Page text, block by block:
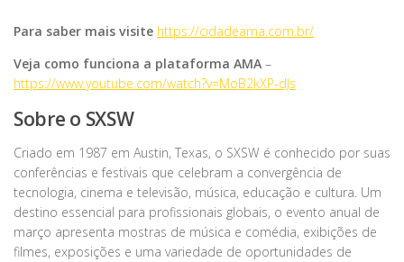
Para saber mais visite https://cidadeama.com.br/
Veja como funciona a plataforma AMA –
https://www.youtube.com/watch?v=MoB2kXP-dJs
Sobre o SXSW
Criado em 1987 em Austin, Texas, o SXSW é conhecido por suas
conferências e festivais que celebram a convergência de
tecnologia, cinema e televisão, música, educação e cultura. Um
destino essencial para profissionais globais, o evento anual de
março apresenta mostras de música e comédia, exibições de
filmes, exposições e uma variedade de oportunidades de